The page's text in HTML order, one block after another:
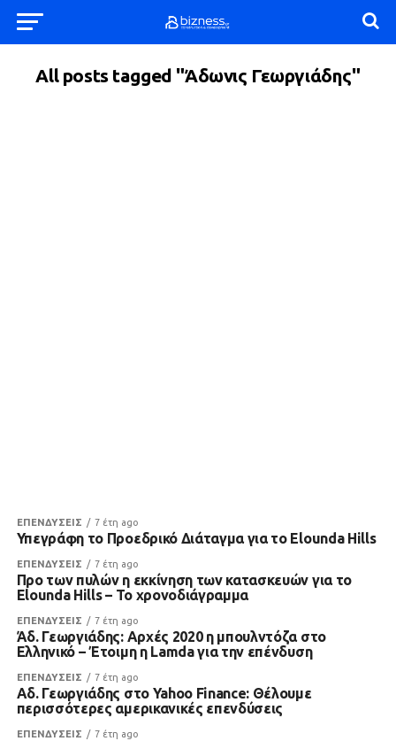
All posts tagged "Άδωνις Γεωργιάδης"
ΕΠΕΝΔΥΣΕΙΣ 7 έτη ago
Υπεγράφη το Προεδρικό Διάταγμα για το Elounda Hills
ΕΠΕΝΔΥΣΕΙΣ 7 έτη ago
Προ των πυλών η εκκίνηση των κατασκευών για το
Elounda Hills – Το χρονοδιάγραμμα
ΕΠΕΝΔΥΣΕΙΣ 7 έτη ago
Άδ. Γεωργιάδης: Αρχές 2020 η μπουλντόζα στο
Ελληνικό – Έτοιμη η Lamda για την επένδυση
ΕΠΕΝΔΥΣΕΙΣ 7 έτη ago
Αδ. Γεωργιάδης στο Yahoo Finance: Θέλουμε
περισσότερες αμερικανικές επενδύσεις
ΕΠΕΝΔΥΣΕΙΣ 7 έτη ago